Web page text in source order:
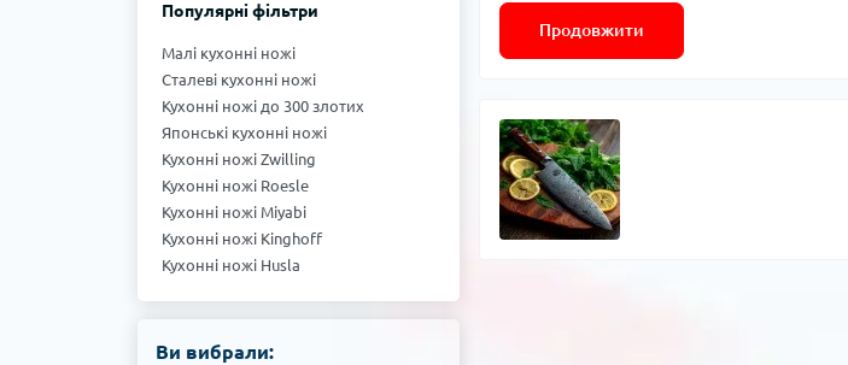
Популярні фільтри
Малі кухонні ножі
Сталеві кухонні ножі
Кухонні ножі до 300 злотих
Японські кухонні ножі
Кухонні ножі Zwilling
Кухонні ножі Roesle
Кухонні ножі Miyabi
Кухонні ножі Kinghoff
Кухонні ножі Husla
Ви вибрали:
Продовжити